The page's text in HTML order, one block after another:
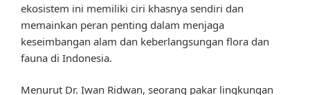
ekosistem ini memiliki ciri khasnya sendiri dan
memainkan peran penting dalam menjaga
keseimbangan alam dan keberlangsungan flora dan
fauna di Indonesia.
Menurut Dr. Iwan Ridwan, seorang pakar lingkungan